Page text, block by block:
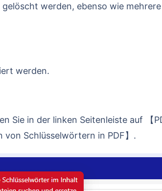
werden, ebenso wie
werden.
von Schlüsselwörtern in PDF】.